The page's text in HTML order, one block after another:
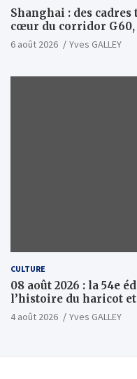
Shanghai : des
cœur du corridor G60,
sino-togolaise axée
6 août 2026 Yves GALLEY
CULTURE
08 août 2026 : la 54e édition d’Ayiza va raviver
l’histoire du haricot
Tsévié
4 août 2026 Yves GALLEY